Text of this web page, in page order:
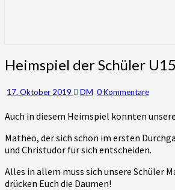
Heimspiel
der
U15
den
TTC
Blau-
Freiburg
Heimspiel der Schüler
17. Oktober 2019 DM Kommentare
0 Kommentare
Auch in diesem Heimspiel konnten
Matheo, der sich schon im ersten
und Christudor für sich entscheiden.
Alles in allem muss sich unsere Schüler
drücken Euch die Daumen!